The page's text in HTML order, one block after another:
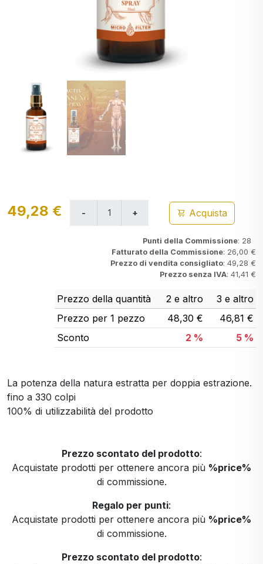
49,28 € Acquista
Punti della Commissione: 28
Fatturato della Commissione: 26,00 €
Prezzo di vendita consigliato: 49,28 €
Prezzo senza IVA: 41,41 €
Prezzo della quantità 2 e altro
3 e altro
Prezzo per 1 pezzo
48,30 €
46,81 €
Sconto
2 % 5 %
La potenza della natura estratta per doppia estrazione.
fino a 330 colpi
100% di utilizzabilità del prodotto
Prezzo scontato del prodotto:
Acquistate prodotti per ottenere ancora più %price%
di commissione.
Regalo per punti:
Acquistate prodotti per ottenere ancora più %price%
di commissione.
Prezzo scontato del prodotto: